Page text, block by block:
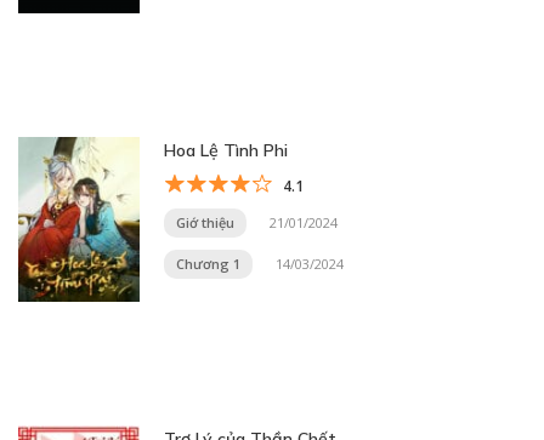
Hoa Lệ Tình Phi
4.1
Giớ thiệu 21/01/2024
Chương 1 14/03/2024